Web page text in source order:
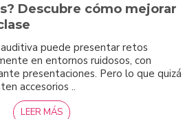
Descubre cómo mejorar
puede presentar retos
en entornos ruidosos, con
presentaciones. Pero lo que quizá
accesorios ..
LEER MÁS